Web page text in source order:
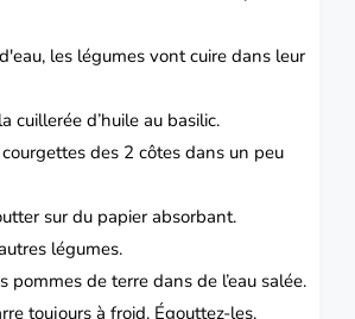
les légumes vont cuire dans leur
cuillerée d’huile au basilic.
des 2 côtes dans un peu
sur du papier absorbant.
légumes.
pommes de terre dans de l’eau salée.
toujours à froid. Égouttez-les.